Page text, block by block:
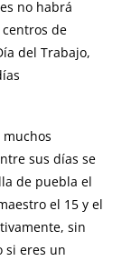
no habrá
de
del Trabajo,
sus días se
de puebla el
el 15 y el
sin
si eres un